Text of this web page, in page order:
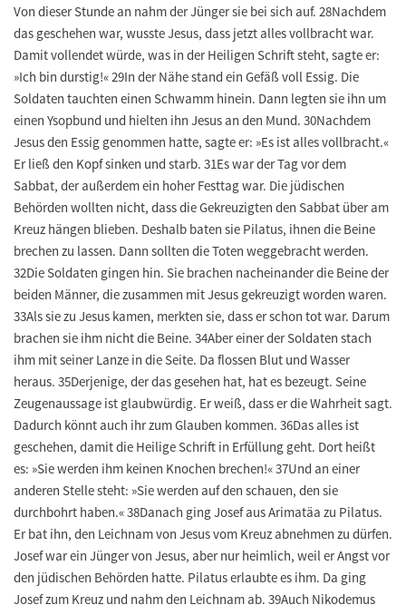
Von dieser Stunde an nahm der Jünger sie bei sich auf. 28Nachdem
das geschehen war, wusste Jesus, dass jetzt alles vollbracht war.
Damit vollendet würde, was in der Heiligen Schrift steht, sagte er:
»Ich bin durstig!« 29In der Nähe stand ein Gefäß voll Essig. Die
Soldaten tauchten einen Schwamm hinein. Dann legten sie ihn um
einen Ysopbund und hielten ihn Jesus an den Mund. 30Nachdem
Jesus den Essig genommen hatte, sagte er: »Es ist alles vollbracht.«
Er ließ den Kopf sinken und starb. 31Es war der Tag vor dem
Sabbat, der außerdem ein hoher Festtag war. Die jüdischen
Behörden wollten nicht, dass die Gekreuzigten den Sabbat über am
Kreuz hängen blieben. Deshalb baten sie Pilatus, ihnen die Beine
brechen zu lassen. Dann sollten die Toten weggebracht werden.
32Die Soldaten gingen hin. Sie brachen nacheinander die Beine der
beiden Männer, die zusammen mit Jesus gekreuzigt worden waren.
33Als sie zu Jesus kamen, merkten sie, dass er schon tot war. Darum
brachen sie ihm nicht die Beine. 34Aber einer der Soldaten stach
ihm mit seiner Lanze in die Seite. Da flossen Blut und Wasser
heraus. 35Derjenige, der das gesehen hat, hat es bezeugt. Seine
Zeugenaussage ist glaubwürdig. Er weiß, dass er die Wahrheit sagt.
Dadurch könnt auch ihr zum Glauben kommen. 36Das alles ist
geschehen, damit die Heilige Schrift in Erfüllung geht. Dort heißt
es: »Sie werden ihm keinen Knochen brechen!« 37Und an einer
anderen Stelle steht: »Sie werden auf den schauen, den sie
durchbohrt haben.« 38Danach ging Josef aus Arimatäa zu Pilatus.
Er bat ihn, den Leichnam von Jesus vom Kreuz abnehmen zu dürfen.
Josef war ein Jünger von Jesus, aber nur heimlich, weil er Angst vor
den jüdischen Behörden hatte. Pilatus erlaubte es ihm. Da ging
Josef zum Kreuz und nahm den Leichnam ab. 39Auch Nikodemus